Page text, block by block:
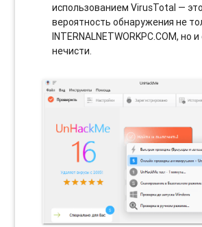
использованием VirusTotal —
вероятность обнаружения не
INTERNALNETWORKPC.COM, но
нечисти.